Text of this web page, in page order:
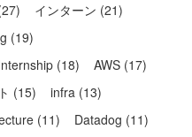
27) インターン (21)
(19)
(18) AWS (17)
(15) infra (13)
(11) Datadog (11)